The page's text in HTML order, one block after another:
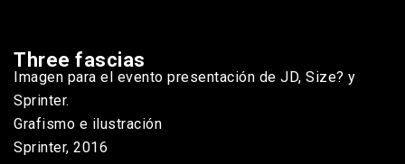
Three fascias
Imagen para el evento presentación de JD, Size? y
Sprinter.
Grafismo e ilustración
Sprinter, 2016